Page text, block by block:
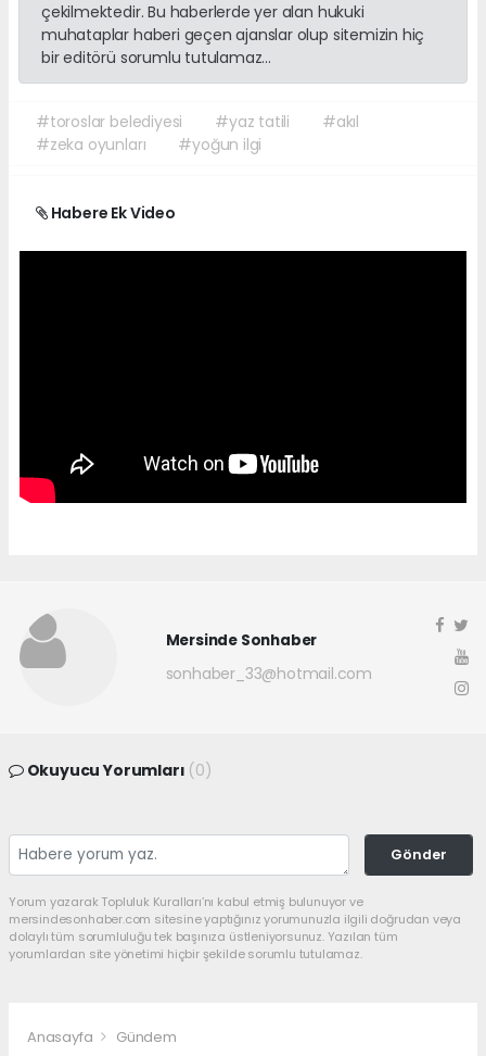
çekilmektedir. Bu haberlerde yer alan hukuki
muhataplar haberi geçen ajanslar olup sitemizin hiç
bir editörü sorumlu tutulamaz...
#toroslar belediyesi #yaz tatili
#akıl
#zeka oyunları
#yoğun ilgi
Habere Ek Video
Mersinde Sonhaber
sonhaber_33@hotmail.com
Okuyucu Yorumları (0)
Gönder
Yorum yazarak Topluluk Kuralları’nı kabul etmiş bulunuyor ve
mersindesonhaber.com sitesine yaptığınız yorumunuzla ilgili doğrudan veya
dolaylı tüm sorumluluğu tek başınıza üstleniyorsunuz. Yazılan tüm
yorumlardan site yönetimi hiçbir şekilde sorumlu tutulamaz.
Anasayfa Gündem